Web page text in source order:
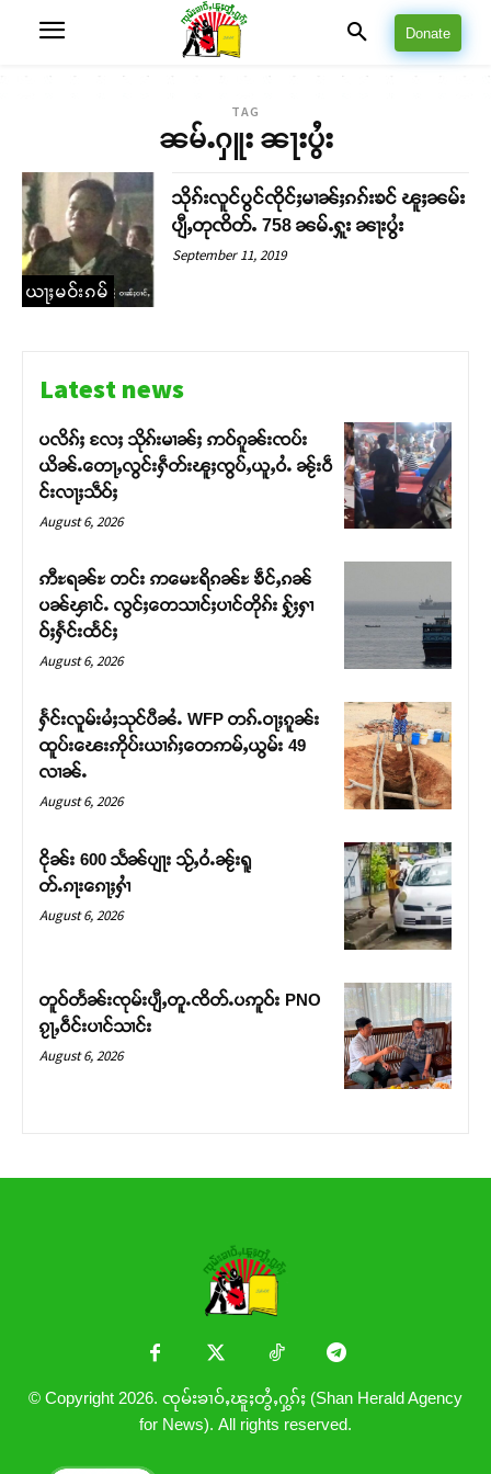
တႃႇႁႂ်ႈသဵင်ၵၢင်ၸႂ်ၵူၼ်းမိူင်း ၵူႈတီႈၵူႈလႅၼ်ပေႃးတေၸွ
တ်ႇ တူဝ်ႈလုမ်ႈၾႃႉၼၼ်ႉ ၶဝ်ႈႁူမ်ႈၵမ်ႉထႅမ် ၸုမ်းၶၢ
ဝ်ႇၽူႈတွႆႇႁွၵ်ႈ လႆႈယူႇၶႃႈဢေႃႈ။
Donate
TAG
ၼမ်ႉႁူး ၼႃးပွႆး
ယႃႈမဝ်းၵမ်
သိုၵ်းလူင်ပွင်ၸိုင်ႈမၢၼ်ႈၵၵ်းၶင် ၽူႈၼမ်း
ပျီႇတုၸိတ်ႉ 758 ၼမ်ႉႁူး ၼႃးပွႆး
September 11, 2019
Latest news
ပလိၵ်ႈ လႄႈ သိုၵ်းမၢၼ်ႈ ဢဝ်ၵူၼ်းၸပ်း
ယိၼ်ႉတေႃႇလွင်းႁဵတ်းၽူႈၸွပ်ႇယူႇဝႆႉ ၼႂ်းဝဵ
င်းလႃႈသဵဝ်ႈ
August 6, 2026
ဢီႊရၼ်ႊ တင်း ဢမေႊရိၵၼ်ႊ ၶဵင်ႇၵၼ်
ပၼ်ၾၢင်ႉ လွင်ႈတေသၢင်ႈပၢင်တိုၵ်း ႁႂ်ႈႁၢ
ဝ်ႈႁႅင်းထႅင်ႈ
August 6, 2026
ႁႅင်းလူမ်းမႆႈသုင်ပီၼႆႉ WFP တၵ်ႉဝႃႈၵူၼ်း
ထူပ်းၽေးဢိုပ်းယၢၵ်ႈတေဢမ်ႇယွမ်း 49
လၢၼ်ႉ
August 6, 2026
ငိုၼ်း 600 သႅၼ်ပျႃး သႂ်ႇဝႆႉၼႂ်းရူ
တ်ႉၵႃးၵေႃႈႁၢႆ
August 6, 2026
တူဝ်တႅၼ်းၸုမ်းပျီႇတူႉၸိတ်ႉပဢူဝ်း PNO
ၵႂႃႇဝဵင်းပၢင်သၢင်း
August 6, 2026
© Copyright 2026. ၸုမ်းၶၢဝ်ႇၽူႈတွႆႇႁွၵ်ႈ (Shan Herald Agency
for News). All rights reserved.